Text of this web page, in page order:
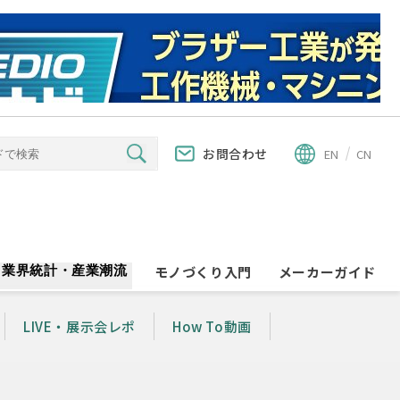
お問合わせ EN CN
業界統計・産業潮流 モノづくり入門 メーカーガイド
LIVE・展示会レポ How To動画